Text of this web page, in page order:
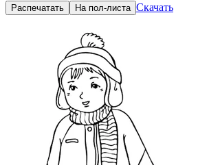
Распечатать На пол-листа Скачать